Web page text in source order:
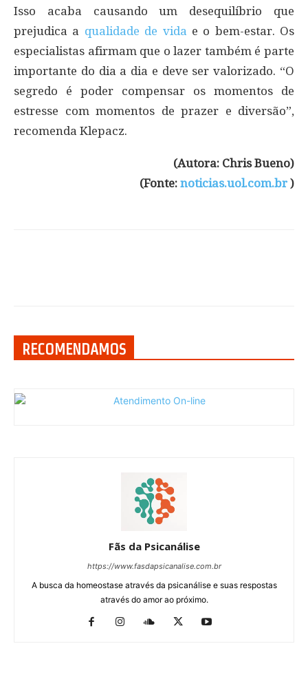
Isso acaba causando um desequilíbrio que
prejudica a qualidade de vida e o bem-estar. Os
especialistas afirmam que o lazer também é parte
importante do dia a dia e deve ser valorizado. “O
segredo é poder compensar os momentos de
estresse com momentos de prazer e diversão”,
recomenda Klepacz.
(Autora: Chris Bueno)
(Fonte: noticias.uol.com.br )
RECOMENDAMOS
Fãs da Psicanálise
https://www.fasdapsicanalise.com.br
A busca da homeostase através da psicanálise e suas respostas
através do amor ao próximo.